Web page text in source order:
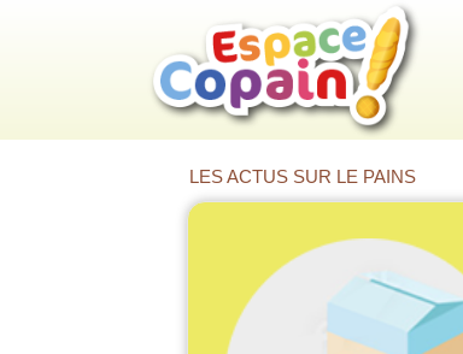
LES ACTUS SUR LE PAINS